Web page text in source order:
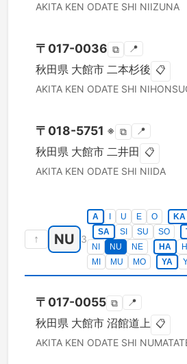
AKITA KEN ODATE SHI NIIZUNA
〒 017-0036 ⧉ 📍
秋田県 大館市 二本杉後 📋
AKITA KEN ODATE SHI
〒 018-5751 ※ ⧉ 📍
秋田県 大館市 二井田 📋
AKITA KEN ODATE SHI NIIDA
↑ NU 3
A U E O KA
SA
SI SU SO
NI
NU NE HA HI
MI
MU MO YA
〒 017-0055 ⧉ 📍
秋田県 大館市 沼館道上 📋
AKITA KEN ODATE SHI